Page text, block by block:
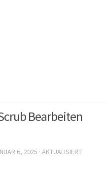
Bearbeiten
6, 2025 · AKTUALISIERT